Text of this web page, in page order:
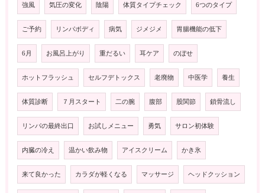
強風 気圧の変化 陰陽 体質タイプチェック 6つのタイプ
ご予約 リンパボディ 病気 ジメジメ 胃腸機能の低下
6月 お風呂上がり 重だるい 耳ケア のぼせ
ホットフラッシュ セルフデトックス 老廃物 中医学 養生
体質診断 ７月スタート 二の腕 腹部 股関節 鎖骨流し
リンパの最終出口 お試しメニュー 勇気 サロン初体験
内臓の冷え 温かい飲み物 アイスクリーム かき氷
来て良かった カラダが軽くなる マッサージ ヘッドクッション